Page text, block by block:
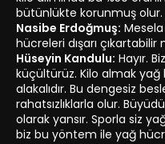
bütünlükte korunmuş olur.
Nasibe Erdoğmuş: Mesela
hücreleri dışarı çıkartabilir
Hüseyin Kandulu: Hayır.
küçültürüz. Kilo almak
alakalıdır. Bu dengesiz
rahatsızlıklarla olur.
olarak yansır. Sporla siz
biz bu yöntem ile yağ